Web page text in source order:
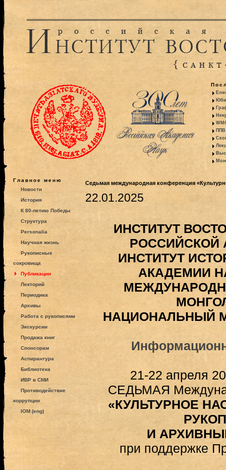
ППВ
Главное меню
Новости
История
К 80-летию Победы
Структура
Personalia
Научная жизнь
Рукописные
сокровища
Публикации
Лекторий
Периодика
Архивы
Работа с рукописями
Экскурсии
Продажа книг
Спонсорам
Аспирантура
Библиотека
ИВР в СМИ
Противодействие
коррупции
IOM (eng)
Седьмая международная конференция
22.01.2025
ИНСТИТУТ
РОССИЙСКОЙ
ИНСТИТУТ
АКАДЕМИИ
НАЦИОНАЛЬНЫЙ
21-22 апреля
СЕДЬМАЯ
«КУЛЬТУРНОЕ
И
при поддержке